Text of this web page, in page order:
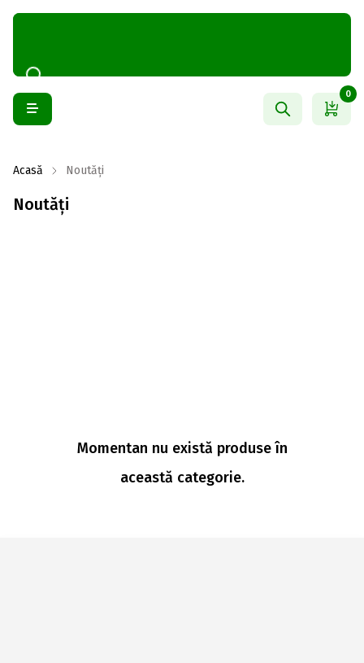
0
Acasă Noutăți
Noutăți
Momentan nu există produse în
această categorie.